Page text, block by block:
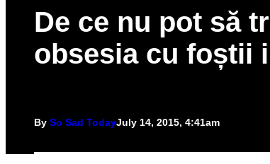
De ce nu pot să
obsesia cu foștii
By So Sad TodayJuly 14, 2015, 4:41am